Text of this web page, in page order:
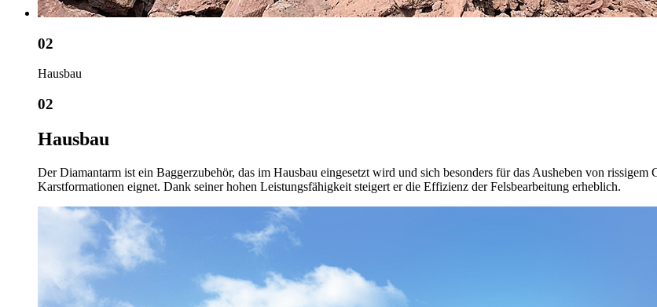
02
Hausbau
02
Hausbau
Der Diamantarm ist ein Baggerzubehör, das im Hausbau eingesetzt wird und sich besonders für das Ausheben von
Karstformationen eignet. Dank seiner hohen Leistungsfähigkeit steigert er die Effizienz der Felsbearbeitung erheblich.